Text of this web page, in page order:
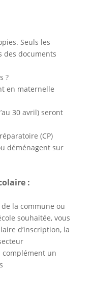
Seuls les
des documents
?
en maternelle
30 avril) seront
(CP)
déménagent sur
:
la commune ou
souhaitée, vous
d’inscription, la
un